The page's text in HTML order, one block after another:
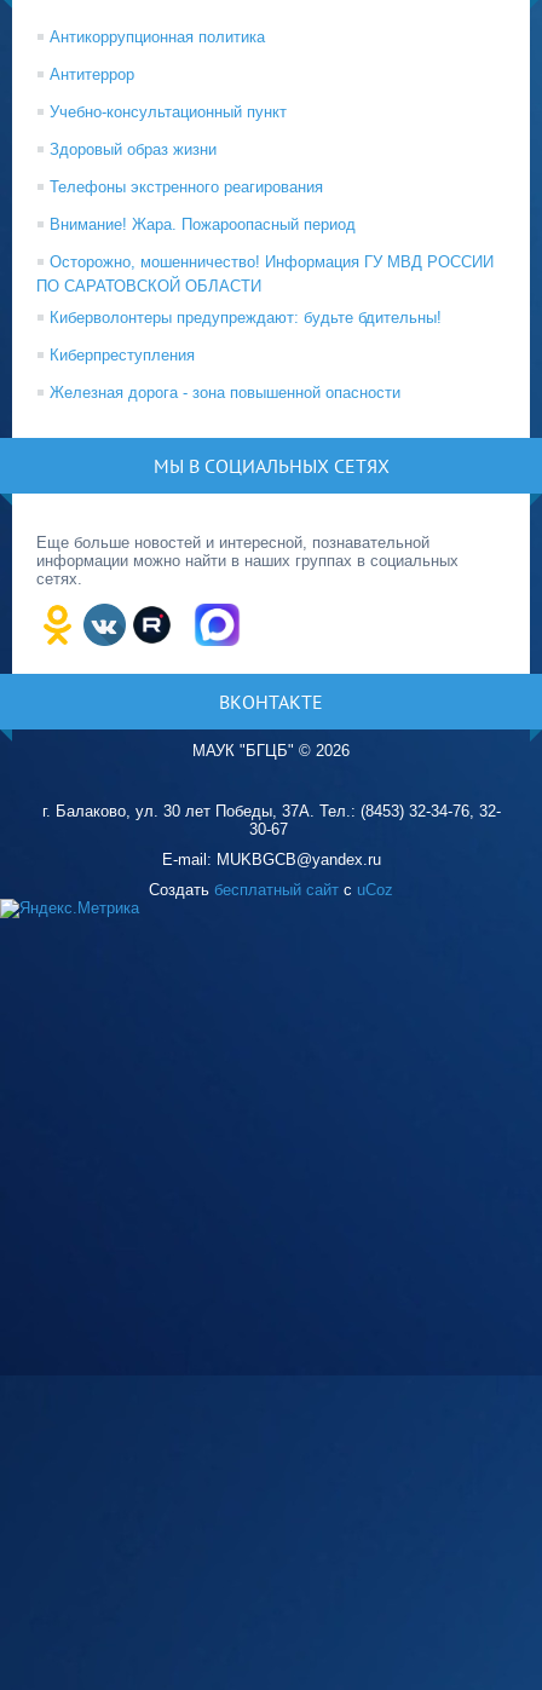
Антикоррупционная политика
Антитеррор
Учебно-консультационный пункт
Здоровый образ жизни
Телефоны экстренного реагирования
Внимание! Жара. Пожароопасный период
Осторожно, мошенничество! Информация ГУ МВД РОССИИ
ПО САРАТОВСКОЙ ОБЛАСТИ
Киберволонтеры предупреждают: будьте бдительны!
Киберпреступления
Железная дорога - зона повышенной опасности
МЫ В СОЦИАЛЬНЫХ СЕТЯХ
Еще больше новостей и интересной, познавательной
информации можно найти в наших группах в социальных
сетях.
ВКОНТАКТЕ
МАУК "БГЦБ" © 2026
г. Балаково, ул. 30 лет Победы, 37А. Тел.: (8453) 32-34-76, 32-
30-67
E-mail: MUKBGCB@yandex.ru
Создать бесплатный сайт с uCoz